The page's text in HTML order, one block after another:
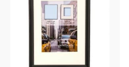
€14,30
optie